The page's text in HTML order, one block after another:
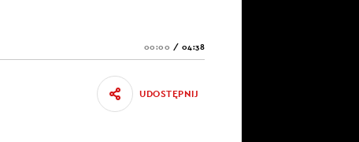
00:00 / 04:38
UDOSTĘPNIJ